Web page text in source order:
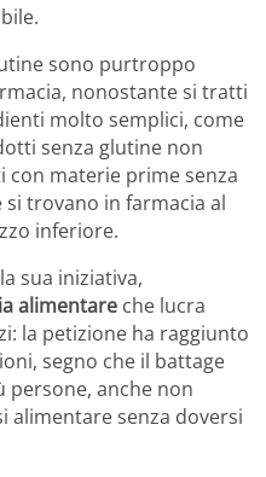
sono purtroppo
nonostante si tratti
molto semplici, come
senza glutine non
con materie prime senza
trovano in farmacia al
inferiore.
sua iniziativa,
alimentare che lucra
la petizione ha raggiunto
segno che il battage
persone, anche non
alimentare senza doversi